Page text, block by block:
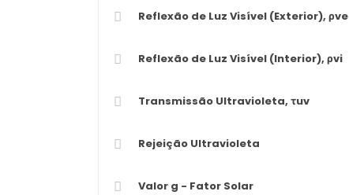
Reflexão de Luz Visível (Exterior), ρve
Reflexão de Luz Visível (Interior), ρvi
Transmissão Ultravioleta, τuv
Rejeição Ultravioleta
Valor g - Fator Solar